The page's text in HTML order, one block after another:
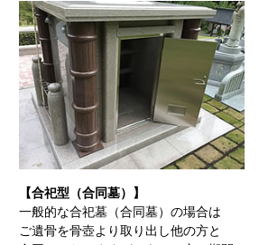
【合祀型（合同墓）】
一般的な合祀墓（合同墓）の場合は
ご遺骨を骨壺より取り出し他の方と